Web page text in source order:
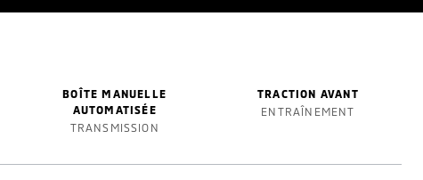
BOÎTE MANUELLE
AUTOMATISÉE
TRANSMISSION
TRACTION AVANT
ENTRAÎNEMENT